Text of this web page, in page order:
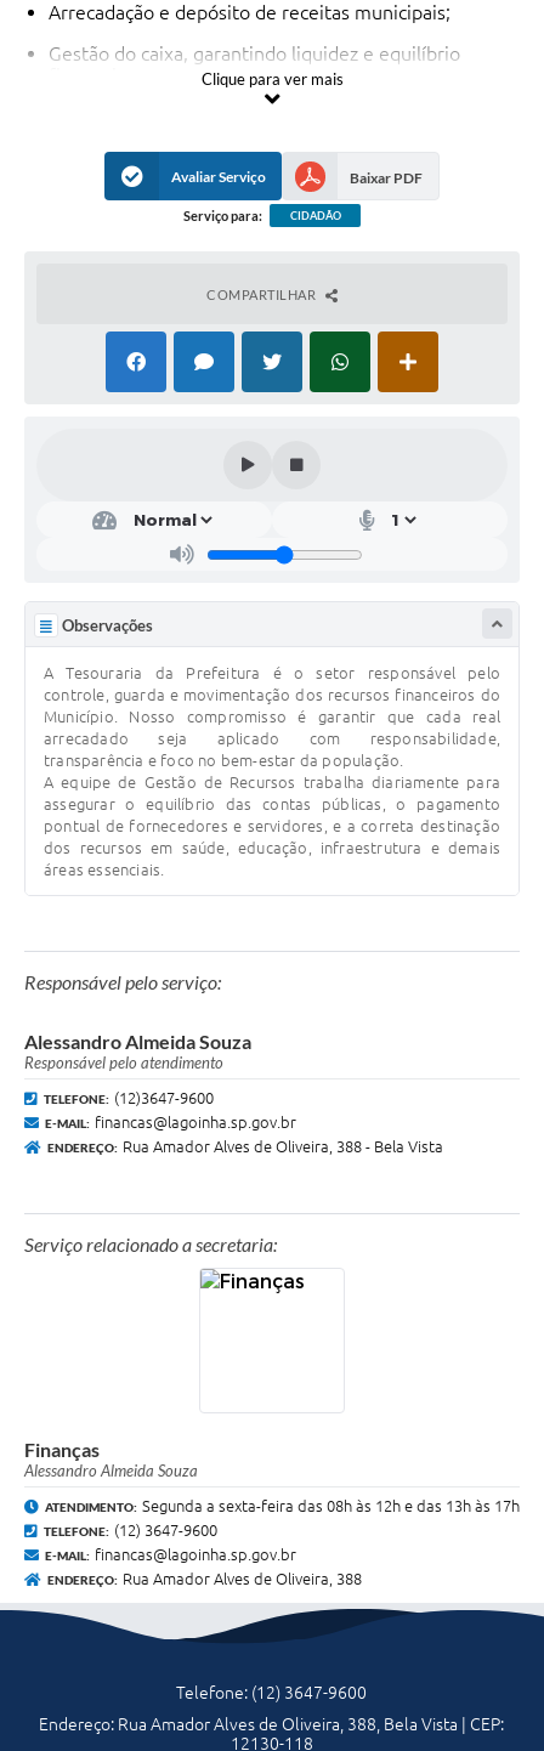
Galeria de Fotos
Carta de Serviços
Contas Públicas
Editais
Serviços Online
Telefones Úteis
Transparência
Jornal
Agenda
Diário Oficial
Emprega
Arrecadação e depósito de receitas municipais;
Gestão do caixa, garantindo liquidez e equilíbrio
Clique para ver mais
Avaliar Serviço Baixar PDF
Serviço para: CIDADÃO
COMPARTILHAR
Observações
A Tesouraria da Prefeitura é o setor responsável pelo
controle, guarda e movimentação dos recursos financeiros do
Município. Nosso compromisso é garantir que cada real
arrecadado seja aplicado com responsabilidade,
transparência e foco no bem-estar da população.
A equipe de Gestão de Recursos trabalha diariamente para
assegurar o equilíbrio das contas públicas, o pagamento
pontual de fornecedores e servidores, e a correta destinação
dos recursos em saúde, educação, infraestrutura e demais
áreas essenciais.
Responsável pelo serviço:
Alessandro Almeida Souza
Responsável pelo atendimento
TELEFONE: (12)3647-9600
E-MAIL: financas@lagoinha.sp.gov.br
ENDEREÇO: Rua Amador Alves de Oliveira, 388 - Bela Vista
Serviço relacionado a secretaria:
Finanças
Alessandro Almeida Souza
ATENDIMENTO: Segunda a sexta-feira das 08h às 12h e das 13h às 17h
TELEFONE: (12) 3647-9600
E-MAIL: financas@lagoinha.sp.gov.br
ENDEREÇO: Rua Amador Alves de Oliveira, 388
Telefone: (12) 3647-9600
Endereço: Rua Amador Alves de Oliveira, 388, Bela Vista | CEP:
12130-118